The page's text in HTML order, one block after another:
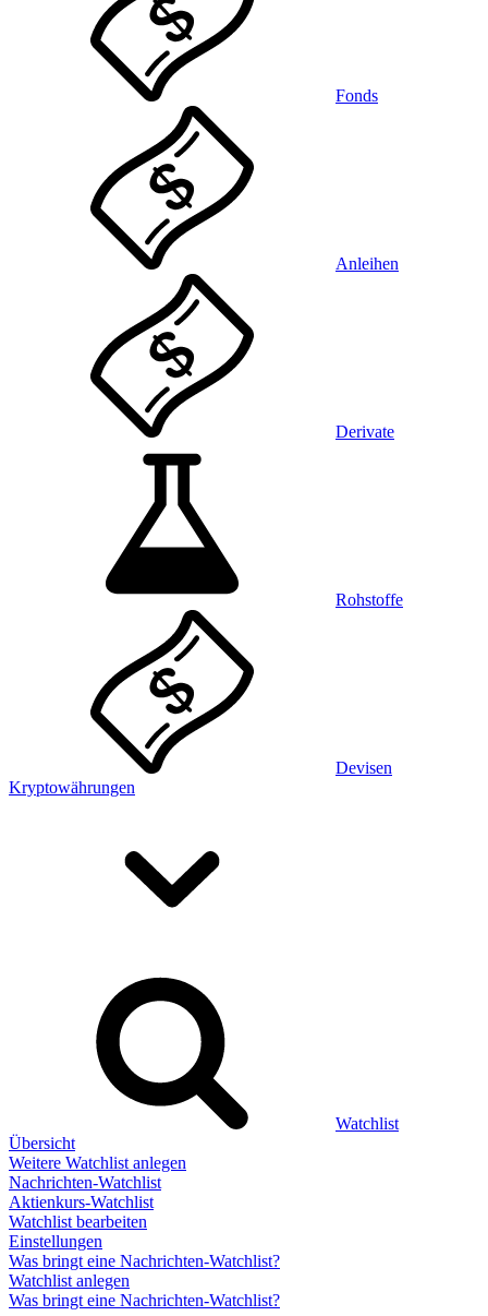
Fonds
Anleihen
Derivate
Rohstoffe
Devisen
Kryptowährungen
Watchlist
Übersicht
Weitere Watchlist anlegen
Nachrichten-Watchlist
Aktienkurs-Watchlist
Watchlist bearbeiten
Einstellungen
Was bringt eine Nachrichten-Watchlist?
Watchlist anlegen
Was bringt eine Nachrichten-Watchlist?